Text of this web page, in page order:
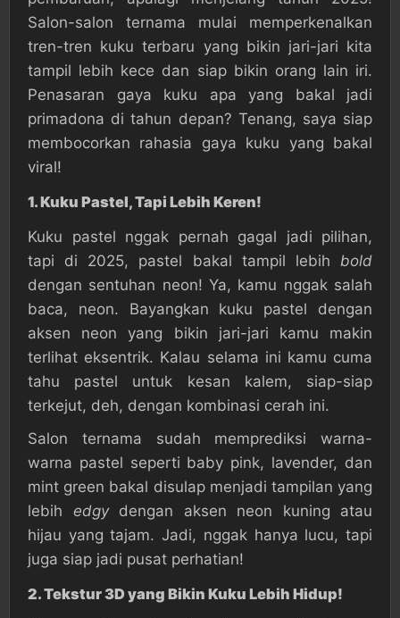
Salon-salon ternama mulai memperkenalkan
tren-tren kuku terbaru yang bikin jari-jari kita
tampil lebih kece dan siap bikin orang lain iri.
Penasaran gaya kuku apa yang bakal jadi
primadona di tahun depan? Tenang, saya siap
membocorkan rahasia gaya kuku yang bakal
viral!
1.Kuku Pastel, Tapi Lebih Keren!
Kuku pastel nggak pernah gagal jadi pilihan,
tapi di 2025, pastel bakal tampil lebih bold
dengan sentuhan neon! Ya, kamu nggak salah
baca, neon. Bayangkan kuku pastel dengan
aksen neon yang bikin jari-jari kamu makin
terlihat eksentrik. Kalau selama ini kamu cuma
tahu pastel untuk kesan kalem, siap-siap
terkejut, deh, dengan kombinasi cerah ini.
Salon ternama sudah memprediksi warna-
warna pastel seperti baby pink, lavender, dan
mint green bakal disulap menjadi tampilan yang
lebih edgydengan aksen neon kuning atau
hijau yang tajam. Jadi, nggak hanya lucu, tapi
juga siap jadi pusat perhatian!
2.Tekstur 3D yang Bikin Kuku Lebih Hidup!